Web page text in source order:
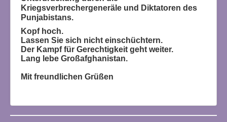
Kriegsverbrechergeneräle und Diktatoren des
Punjabistans.
Kopf hoch.
Lassen Sie sich nicht einschüchtern.
Der Kampf für Gerechtigkeit geht weiter.
Lang lebe Großafghanistan.
Mit freundlichen Grüßen